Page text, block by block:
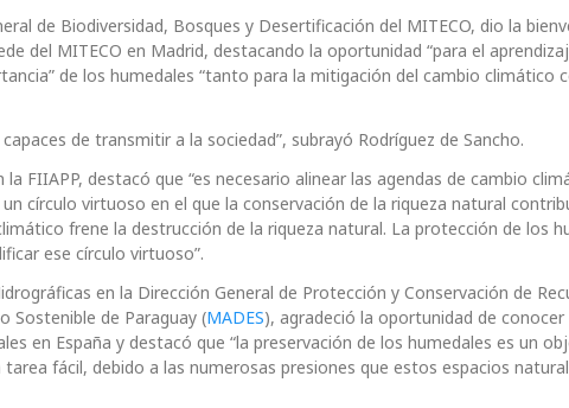
de Biodiversidad, Bosques y Desertificación del MITECO, dio la
del MITECO en Madrid, destacando la oportunidad “para el
de los humedales “tanto para la mitigación del cambio climático
de transmitir a la sociedad”, subrayó Rodríguez de Sancho.
FIIAPP, destacó que “es necesario alinear las agendas de cambio
círculo virtuoso en el que la conservación de la riqueza natural
frene la destrucción de la riqueza natural. La protección de los
ese círculo virtuoso”.
en la Dirección General de Protección y Conservación de
Sostenible de Paraguay (MADES), agradeció la oportunidad de conocer
en España y destacó que “la preservación de los humedales es un
fácil, debido a las numerosas presiones que estos espacios